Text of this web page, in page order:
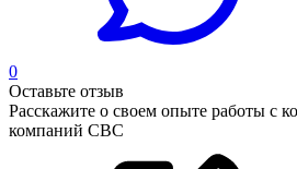
0
Оставьте отзыв
Расскажите о своем опыте работы с
компаний СBC